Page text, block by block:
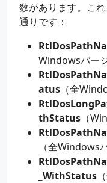
数があります。こ
通りです：
Windowsバー
atus （全
thStatus （
（全Windows
_WithStatus